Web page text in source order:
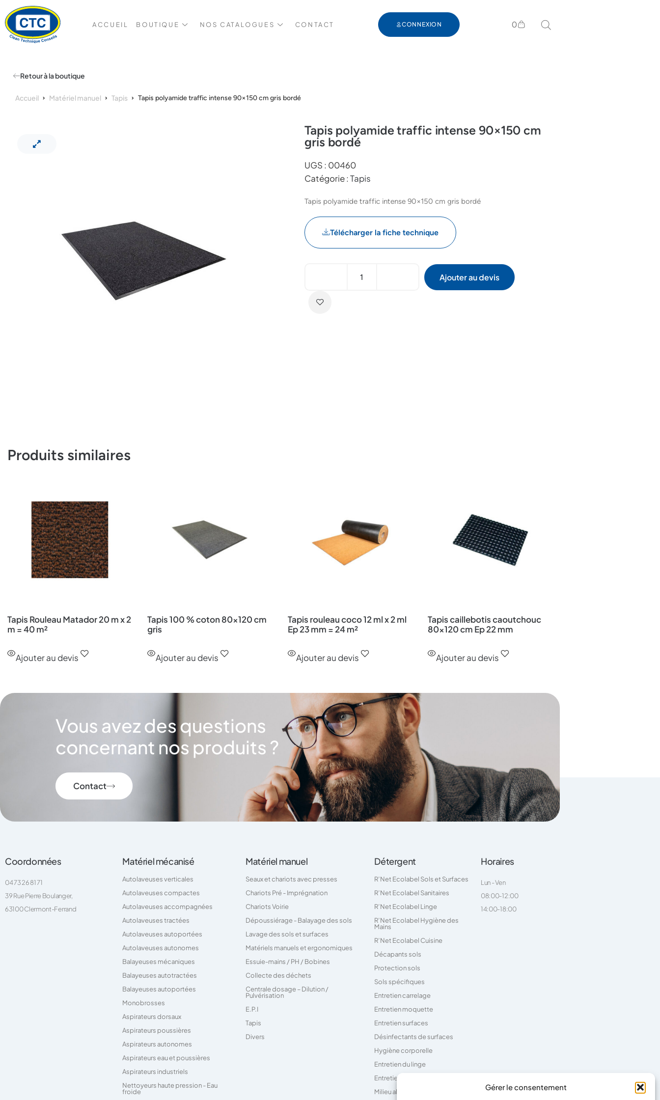
Gérer le consentement
ACCUEIL BOUTIQUE NOS CATALOGUES CONTACT CONNEXION 0
Retour à la boutique
Accueil Matériel manuel Tapis Tapis polyamide traffic intense 90×150 cm gris bordé
Tapis polyamide traffic intense 90×150 cm
gris bordé
UGS : 00460
Catégorie : Tapis
Tapis polyamide traffic intense 90×150 cm gris bordé
Télécharger la fiche technique
Ajouter au devis
Produits similaires
Tapis Rouleau Matador 20 m x 2
m = 40 m²
Ajouter au devis
Tapis 100 % coton 80×120 cm
gris
Ajouter au devis
Tapis rouleau coco 12 ml x 2 ml
Ep 23 mm = 24 m²
Ajouter au devis
Tapis caillebotis caoutchouc
80×120 cm Ep 22 mm
Ajouter au devis
Vous avez des questions
concernant nos produits ?
Contact
Coordonnées
04 73 26 81 71
39 Rue Pierre Boulanger,
63100 Clermont-Ferrand
Matériel mécanisé
Autolaveuses verticales
Autolaveuses compactes
Autolaveuses accompagnées
Autolaveuses tractées
Autolaveuses autoportées
Autolaveuses autonomes
Balayeuses mécaniques
Balayeuses autotractées
Balayeuses autoportées
Monobrosses
Aspirateurs dorsaux
Aspirateurs poussières
Aspirateurs autonomes
Aspirateurs eau et poussières
Aspirateurs industriels
Nettoyeurs haute pression - Eau
froide
Matériel manuel
Seaux et chariots avec presses
Chariots Pré - Imprégnation
Chariots Voirie
Dépoussiérage - Balayage des sols
Lavage des sols et surfaces
Matériels manuels et ergonomiques
Essuie-mains / PH / Bobines
Collecte des déchets
Centrale dosage – Dilution /
Pulvérisation
E.P.I
Tapis
Divers
Détergent
R’Net Ecolabel Sols et Surfaces
R’Net Ecolabel Sanitaires
R’Net Ecolabel Linge
R’Net Ecolabel Hygiène des
Mains
R’Net Ecolabel Cuisine
Décapants sols
Protection sols
Sols spécifiques
Entretien carrelage
Entretien moquette
Entretien surfaces
Désinfectants de surfaces
Hygiène corporelle
Entretien du linge
Entretien des sanitaires
Milieu alimentaire
Horaires
Lun - Ven
08:00-12:00
14:00-18:00